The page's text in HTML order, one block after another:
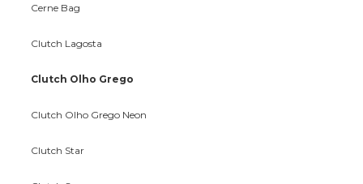
Cerne Bag
Clutch Lagosta
Clutch Olho Grego
Clutch Olho Grego Neon
Clutch Star